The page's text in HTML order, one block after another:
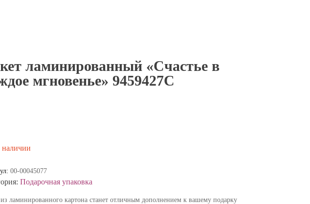
ламинированный «Счастье в
мгновенье» 9459427С
наличии
00-00045077
Подарочная упаковка
ламинированного картона станет отличным дополнением к вашему подарку